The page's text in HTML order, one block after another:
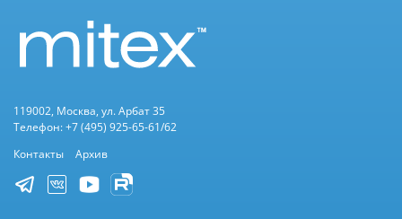
119002, Москва, ул. Арбат 35
Телефон: +7 (495) 925-65-61/62
Контакты
Архив